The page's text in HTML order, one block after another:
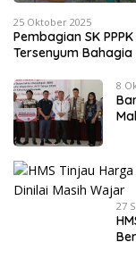
25 Oktober 2025
Pembagian SK
Tersenyum
8
27